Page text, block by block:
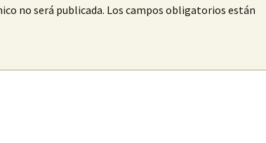
no será publicada. Los campos obligatorios están